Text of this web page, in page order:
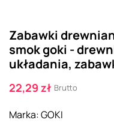
Zabawki
smok goki -
układania,
22,29 zł Brutto
Marka:GOKI